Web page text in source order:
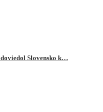
Slovensko k…